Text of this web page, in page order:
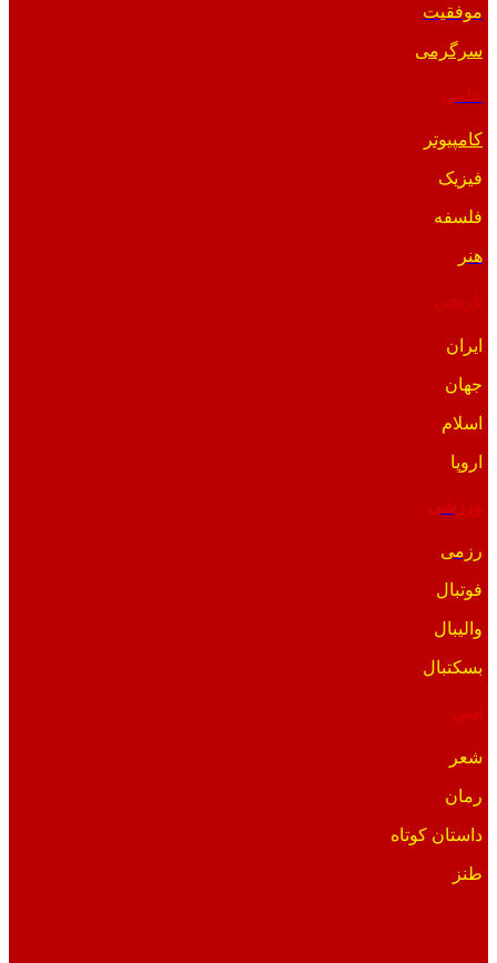
موفقیت
سرگرمی
کامپیوتر
فیزیک
فلسفه
هنر
ایران
جهان
اسلام
اروپا
ورزشی
رزمی
فوتبال
والیبال
بسکتبال
ادبی
شعر
رمان
داستان کوتاه
طنز